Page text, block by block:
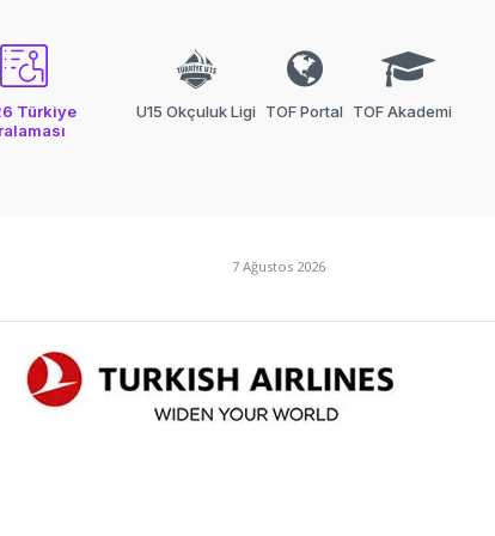
Türkiye
U15 Okçuluk Ligi TOF Portal TOF Akademi
7 Ağustos 2026